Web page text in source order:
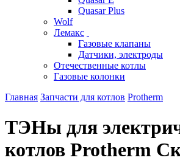
Quasar Plus
Wolf
Лемакс
Газовые клапаны
Датчики, электроды
Отечественные котлы
Газовые колонки
Главная Запчасти для котлов Protherm
ТЭНы для
котлов Protherm